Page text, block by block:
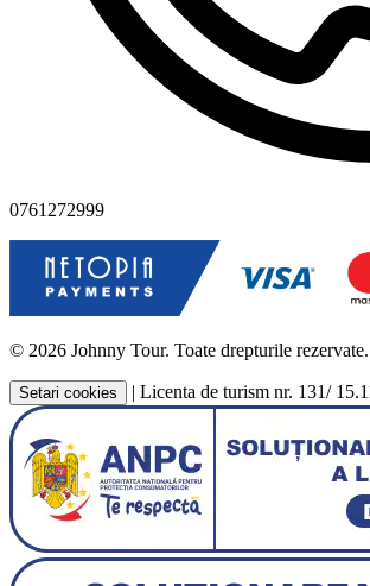
0761272999
© 2026 Johnny Tour. Toate drepturile rezervate.
Setari cookies | Licenta de turism nr. 131/